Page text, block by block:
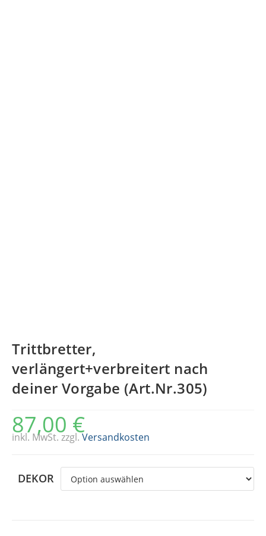
Trittbretter,
verlängert+verbreitert nach
deiner Vorgabe (Art.Nr.305)
87,00 €
inkl. MwSt. zzgl. Versandkosten
DEKOR